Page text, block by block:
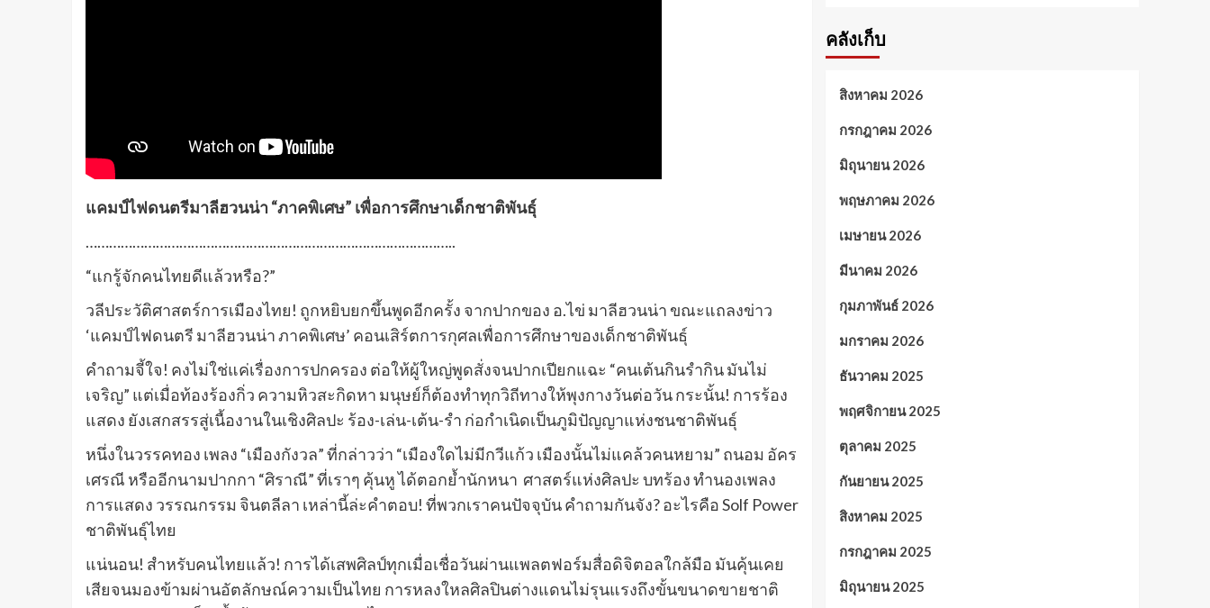
แคมป์ไฟดนตรีมาลีฮวนน่า“ภาคพิเศษ” เพื่อการศึกษาเด็กชาติพันธุ์
…………………………………………………………………………………..
“แกรู้จักคนไทยดีแล้วหรือ?”
วลีประวัติศาสตร์การเมืองไทย! ถูกหยิบยกขึ้นพูดอีกครั้ง จากปากของ อ.ไข่ มาลีฮวนน่า ขณะแถลงข่าว
‘แคมป์ไฟดนตรี มาลีฮวนน่า ภาคพิเศษ’ คอนเสิร์ตการกุศลเพื่อการศึกษาของเด็กชาติพันธุ์
คำถามจี้ใจ! คงไม่ใช่แค่เรื่องการปกครอง ต่อให้ผู้ใหญ่พูดสั่งจนปากเปียกแฉะ “คนเต้นกินรำกิน มันไม่
เจริญ” แต่เมื่อท้องร้องกิ่ว ความหิวสะกิดหา มนุษย์ก็ต้องทำทุกวิถีทางให้พุงกางวันต่อวัน กระนั้น! การร้อง
แสดง ยังเสกสรรสู่เนื้องานในเชิงศิลปะ ร้อง-เล่น-เต้น-รำ ก่อกำเนิดเป็นภูมิปัญญาแห่งชนชาติพันธุ์
หนึ่งในวรรคทอง เพลง “เมืองกังวล” ที่กล่าวว่า “เมืองใดไม่มีกวีแก้ว เมืองนั้นไม่แคล้วคนหยาม” ถนอม อัคร
เศรณี หรืออีกนามปากกา “ศิราณี” ที่เราๆ คุ้นหู ได้ตอกย้ำนักหนา ศาสตร์แห่งศิลปะ บทร้อง ทำนองเพลง
การแสดง วรรณกรรม จินตลีลา เหล่านี้ล่ะคำตอบ! ที่พวกเราคนปัจจุบัน คำถามกันจัง? อะไรคือ Solf Power
ชาติพันธุ์ไทย
แน่นอน! สำหรับคนไทยแล้ว! การได้เสพศิลป์ทุกเมื่อเชื่อวันผ่านแพลตฟอร์มสื่อดิจิตอลใกล้มือ มันคุ้นเคย
เสียจนมองข้ามผ่านอัตลักษณ์ความเป็นไทย การหลงใหลศิลปินต่างแดนไม่รุนแรงถึงขั้นขนาดขายชาติ
คลังเก็บ
สิงหาคม 2026
กรกฎาคม 2026
มิถุนายน 2026
พฤษภาคม 2026
เมษายน 2026
มีนาคม 2026
กุมภาพันธ์ 2026
มกราคม 2026
ธันวาคม 2025
พฤศจิกายน 2025
ตุลาคม 2025
กันยายน 2025
สิงหาคม 2025
กรกฎาคม 2025
มิถุนายน 2025